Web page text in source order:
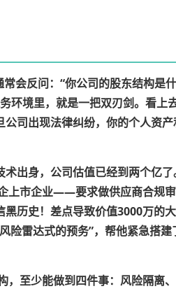
会反问：“你公司的股东结构是
环境里，就是一把双刃剑。 看上
司出现法律纠纷，你的个人资
出身，公司估值已经到两个亿
市企业——要求做供应商合规
历史！差点导致价值3000万的
险雷达式的预务”，帮他紧急搭
，至少能做到四件事：风险隔离